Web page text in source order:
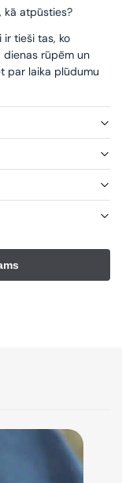
kā atpūsties?
ir tieši tas, ko
dienas rūpēm un
par laika plūdumu